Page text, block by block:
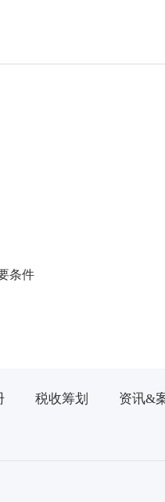
条件
税收筹划 资讯&